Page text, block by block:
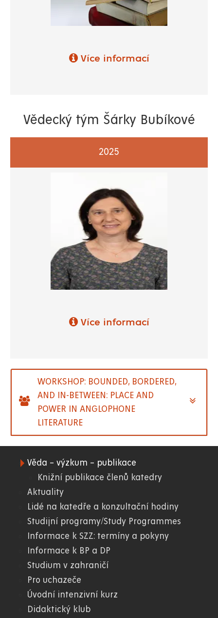
Více informací
Vědecký tým Šárky Bubíkové
2025
Více informací
WORKSHOP: BOUNDED, BORDERED,
AND IN-BETWEEN: PLACE AND
POWER IN ANGLOPHONE
LITERATURE
FF
Věda – výzkum – publikace
Knižní publikace členů katedry
Aktuality
Lidé na katedře a konzultační hodiny
Studijní programy/Study Programmes
Informace k SZZ: termíny a pokyny
Informace k BP a DP
Studium v zahraničí
Pro uchazeče
Úvodní intenzivní kurz
Didaktický klub